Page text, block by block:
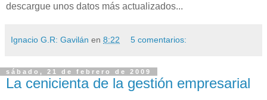
descargue unos datos más actualizados...
Ignacio G.R: Gavilán en 8:22 5 comentarios:
sábado, 21 de febrero de 2009
La cenicienta de la gestión empresarial